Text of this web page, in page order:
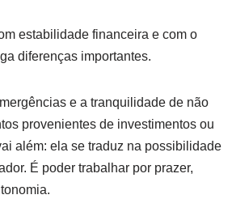
estabilidade financeira e com o
diferenças importantes.
e a tranquilidade de não
provenientes de investimentos ou
além: ela se traduz na possibilidade
É poder trabalhar por prazer,